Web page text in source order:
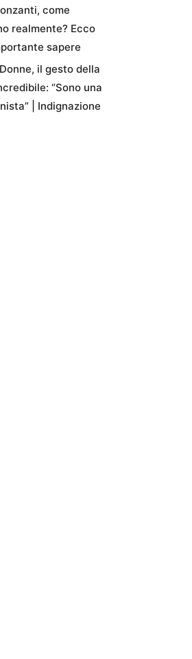
come
realmente? Ecco
sapere
il gesto della
“Sono una
| Indignazione